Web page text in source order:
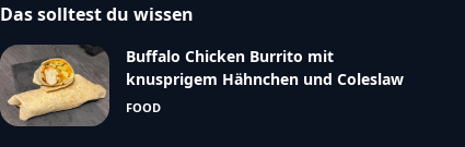
Das solltest du wissen
Buffalo Chicken Burrito mit
knusprigem Hähnchen und Coleslaw
FOOD